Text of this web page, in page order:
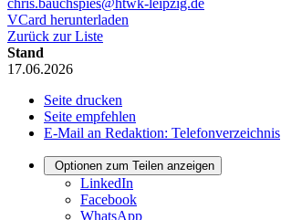
VCard herunterladen
Zurück zur Liste
Stand
17.06.2026
Seite drucken
Seite empfehlen
E-Mail an Redaktion: Telefonverzeichnis
Optionen zum Teilen anzeigen
LinkedIn
Facebook
WhatsApp